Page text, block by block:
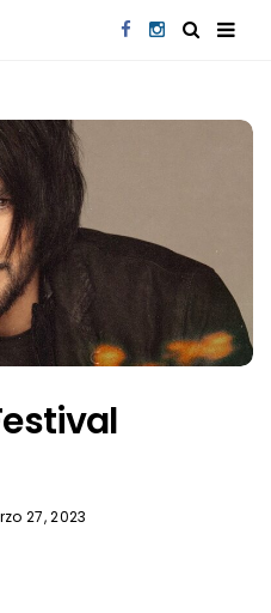
27, 2023